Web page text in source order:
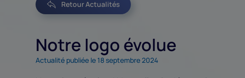
Retour Actualités
Notre logo évolue
Actualité publiée le 18 septembre 2024